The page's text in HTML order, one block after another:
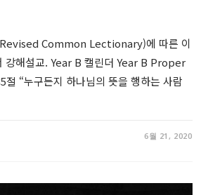
Revised Common Lectionary)에 따른 이
강해설교. Year B 캘린더 Year B Proper
절 “누구든지 하나님의 뜻을 행하는 사람
6월 21, 2020